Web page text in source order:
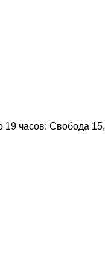
часов: Свобода 15,